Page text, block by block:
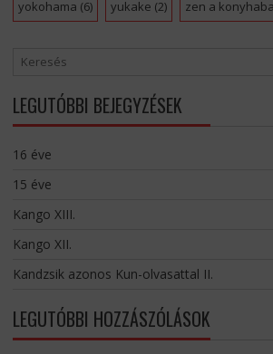
yokohama (6) yukake (2) zen a
LEGUTÓBBI BEJEGYZÉSEK
16 éve
15 éve
Kango XIII.
Kango XII.
Kandzsik azonos Kun-olvasattal II.
LEGUTÓBBI HOZZÁSZÓLÁSOK